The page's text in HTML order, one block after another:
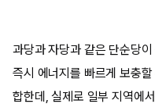
과당과 자당과 같은 단순당
즉시 에너지를 빠르게 보충
합한데, 실제로 일부 지역에